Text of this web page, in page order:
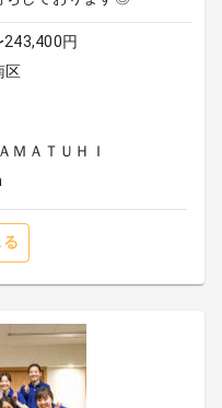
243,400円
区
ＭＡＴＵＨＩ